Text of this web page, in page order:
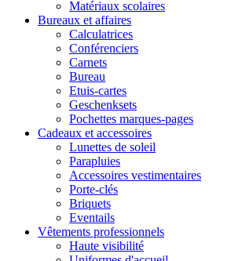
Matériaux scolaires
Bureaux et affaires
Calculatrices
Conférenciers
Carnets
Bureau
Etuis-cartes
Geschenksets
Pochettes marques-pages
Cadeaux et accessoires
Lunettes de soleil
Parapluies
Accessoires vestimentaires
Porte-clés
Briquets
Eventails
Vêtements professionnels
Haute visibilité